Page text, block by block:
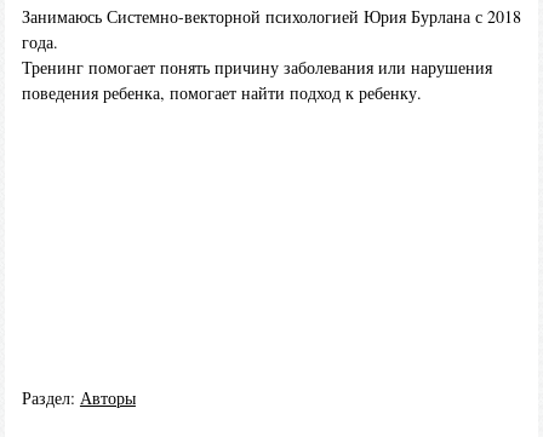
Занимаюсь Системно-векторной психологией Юрия Бурлана с 2018
года.
Тренинг помогает понять причину заболевания или нарушения
поведения ребенка, помогает найти подход к ребенку.
Раздел: Авторы